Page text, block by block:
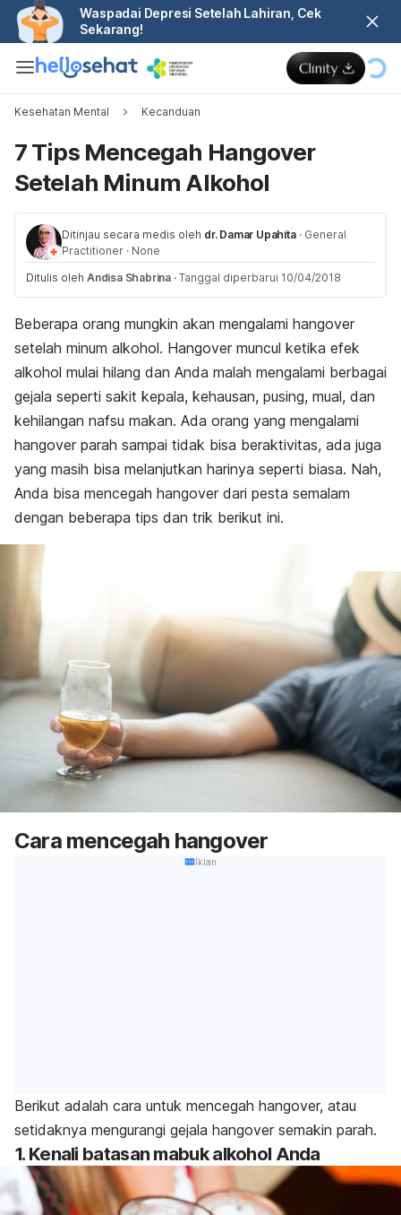
Waspadai Depresi Setelah Lahiran, Cek
Sekarang!
Kesehatan Mental Kecanduan
7 Tips Mencegah Hangover
Setelah Minum Alkohol
Ditinjau secara medis oleh dr. Damar Upahita · General
Practitioner · None
Ditulis oleh Andisa Shabrina · Tanggal diperbarui 10/04/2018
Beberapa orang mungkin akan mengalami hangover
setelah minum alkohol. Hangover muncul ketika efek
alkohol mulai hilang dan Anda malah mengalami berbagai
gejala seperti sakit kepala, kehausan, pusing, mual, dan
kehilangan nafsu makan. Ada orang yang mengalami
hangover parah sampai tidak bisa beraktivitas, ada juga
yang masih bisa melanjutkan harinya seperti biasa. Nah,
Anda bisa mencegah hangover dari pesta semalam
dengan beberapa tips dan trik berikut ini.
Cara mencegah hangover
Iklan
Berikut adalah cara untuk mencegah hangover, atau
setidaknya mengurangi gejala hangover semakin parah.
1. Kenali batasan mabuk alkohol Anda